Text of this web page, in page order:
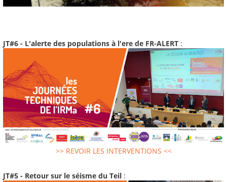
JT#6 - L'alerte des populations à l'ere de FR-ALERT :
>> REVOIR LES INTERVENTIONS <<
JT#5 - Retour sur le séisme du Teil :